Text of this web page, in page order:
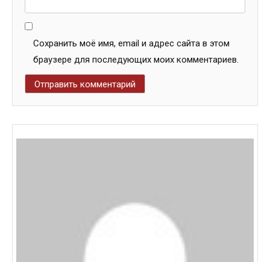
Сохранить моё имя, email и адрес сайта в этом
браузере для последующих моих комментариев.